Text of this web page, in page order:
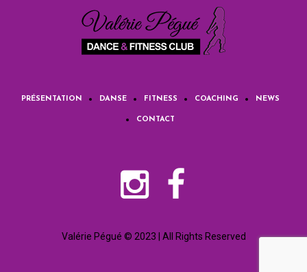
PRÉSENTATION DANSE FITNESS COACHING NEWS
CONTACT
Valérie Pégué © 2023 | All Rights Reserved